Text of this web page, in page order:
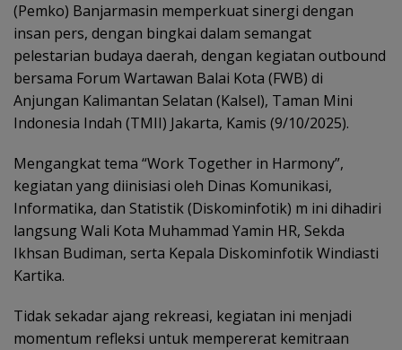
(Pemko) Banjarmasin memperkuat sinergi dengan
insan pers, dengan bingkai dalam semangat
pelestarian budaya daerah, dengan kegiatan outbound
bersama Forum Wartawan Balai Kota (FWB) di
Anjungan Kalimantan Selatan (Kalsel), Taman Mini
Indonesia Indah (TMII) Jakarta, Kamis (9/10/2025).
Mengangkat tema “Work Together in Harmony”,
kegiatan yang diinisiasi oleh Dinas Komunikasi,
Informatika, dan Statistik (Diskominfotik) m ini dihadiri
langsung Wali Kota Muhammad Yamin HR, Sekda
Ikhsan Budiman, serta Kepala Diskominfotik Windiasti
Kartika.
Tidak sekadar ajang rekreasi, kegiatan ini menjadi
momentum refleksi untuk mempererat kemitraan